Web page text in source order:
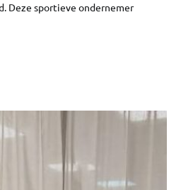
Deze sportieve ondernemer